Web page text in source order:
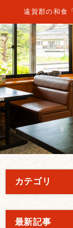
遠賀郡の和食
カテゴリ
最新記事